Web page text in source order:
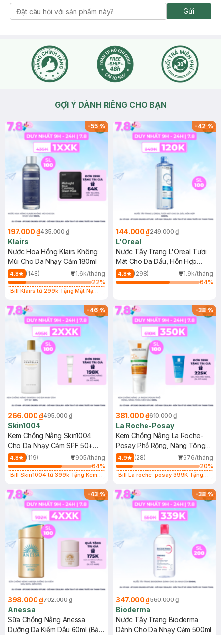
Gửi
GỢI Ý DÀNH RIÊNG CHO BẠN
-55%
197.000 ₫435.000 ₫
Klairs
Nước Hoa Hồng Klairs Không
Mùi Cho Da Nhạy Cảm 180ml
4.8 (148)
1.6k/tháng
22%
Bill Klairs từ 299k Tặng Mặt Nạ
25ml (SL Có Hạn)
-42%
144.000 ₫249.000 ₫
L'Oreal
Nước Tẩy Trang L'Oreal Tươi
Mát Cho Da Dầu, Hỗn Hợp
400ml
4.8 (298)
1.9k/tháng
64%
-46%
266.000 ₫495.000 ₫
Skin1004
Kem Chống Nắng Skin1004
Cho Da Nhạy Cảm SPF 50+
50ml
4.8 (119)
905/tháng
64%
Bill Skin1004 từ 399k Tặng Kem
SPF 50+ 20ml (SL Có Hạn)
-38%
381.000 ₫610.000 ₫
La Roche-Posay
Kem Chống Nắng La Roche-
Posay Phổ Rộng, Nâng Tông
Kiềm Dầu 50ml
4.9 (28)
676/tháng
20%
Bill La roche-posay 399K Tặng
(SL có hạn)
-43%
398.000 ₫702.000 ₫
Anessa
Sữa Chống Nắng Anessa
Dưỡng Da Kiềm Dầu 60ml (Bản
-38%
347.000 ₫560.000 ₫
Bioderma
Nước Tẩy Trang Bioderma
Dành Cho Da Nhạy Cảm 500ml